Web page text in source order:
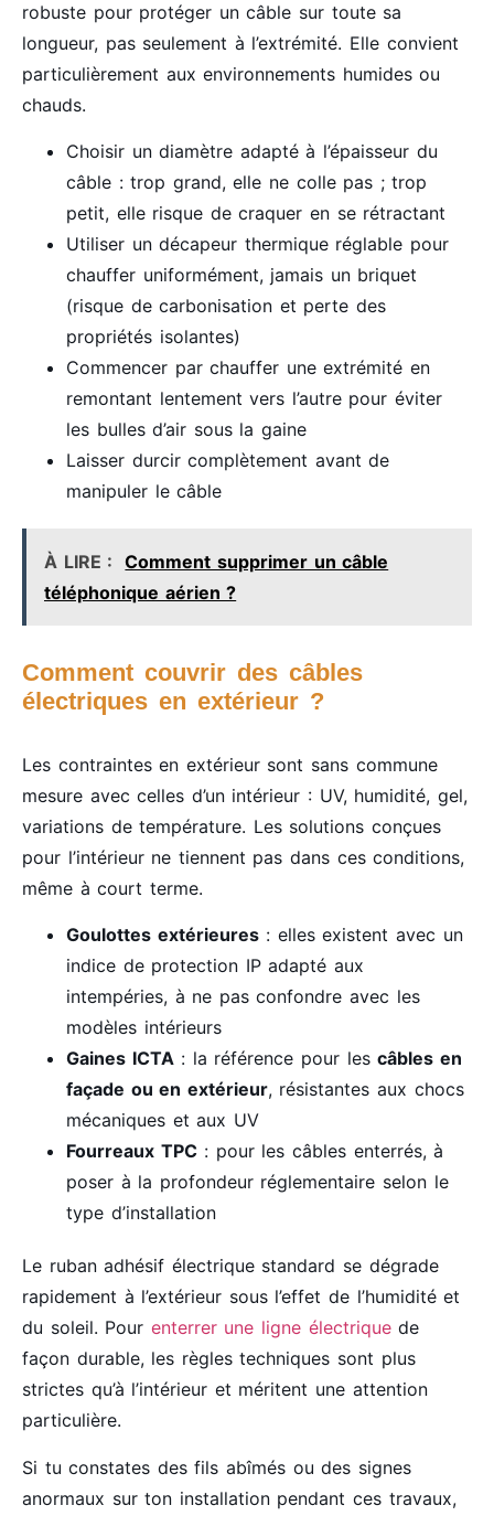
robuste pour protéger un câble sur toute sa
longueur, pas seulement à l’extrémité. Elle convient
particulièrement aux environnements humides ou
chauds.
Choisir un diamètre adapté à l’épaisseur du
câble : trop grand, elle ne colle pas ; trop
petit, elle risque de craquer en se rétractant
Utiliser un décapeur thermique réglable pour
chauffer uniformément, jamais un briquet
(risque de carbonisation et perte des
propriétés isolantes)
Commencer par chauffer une extrémité en
remontant lentement vers l’autre pour éviter
les bulles d’air sous la gaine
Laisser durcir complètement avant de
manipuler le câble
À LIRE :
Comment supprimer un câble
téléphonique aérien ?
Comment couvrir des câbles
électriques en extérieur ?
Les contraintes en extérieur sont sans commune
mesure avec celles d’un intérieur : UV, humidité, gel,
variations de température. Les solutions conçues
pour l’intérieur ne tiennent pas dans ces conditions,
même à court terme.
Goulottes extérieures: elles existent avec un
indice de protection IP adapté aux
intempéries, à ne pas confondre avec les
modèles intérieurs
Gaines ICTA: la référence pour lescâbles en
façade ou en extérieur, résistantes aux chocs
mécaniques et aux UV
Fourreaux TPC: pour les câbles enterrés, à
poser à la profondeur réglementaire selon le
type d’installation
Le ruban adhésif électrique standard se dégrade
rapidement à l’extérieur sous l’effet de l’humidité et
du soleil. Pour enterrer une ligne électriquede
façon durable, les règles techniques sont plus
strictes qu’à l’intérieur et méritent une attention
particulière.
Si tu constates des fils abîmés ou des signes
anormaux sur ton installation pendant ces travaux,